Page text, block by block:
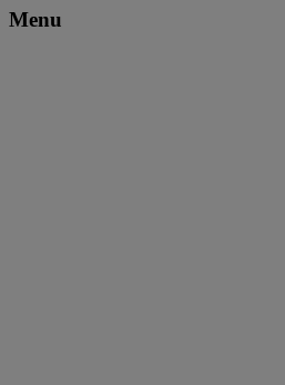
Menu